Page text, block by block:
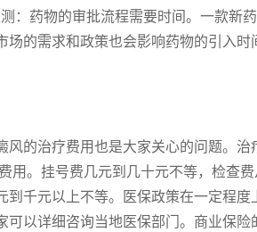
：药物的审批流程需要时间。一款新
的需求和政策也会影响药物的引入
风的治疗费用也是大家关心的问题。
用。挂号费几元到几十元不等，检查
千元以上不等。医保政策在一定程
可以详细咨询当地医保部门。商业保